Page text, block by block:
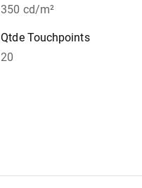
350 cd/m²
Qtde Touchpoints
20